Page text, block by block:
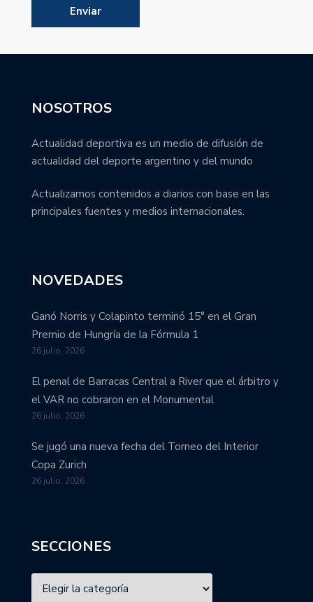
NOSOTROS
Actualidad deportiva es un medio de difusión de
actualidad del deporte argentino y del mundo
Actualizamos contenidos a diarios con base en las
principales fuentes y medios internacionales.
NOVEDADES
Ganó Norris y Colapinto terminó 15° en el Gran
Premio de Hungría de la Fórmula 1
26 julio, 2026
El penal de Barracas Central a River que el árbitro y
el VAR no cobraron en el Monumental
26 julio, 2026
Se jugó una nueva fecha del Torneo del Interior
Copa Zurich
26 julio, 2026
SECCIONES